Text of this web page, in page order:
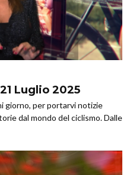
Luglio 2025
giorno, per portarvi notizie
dal mondo del ciclismo. Dalle